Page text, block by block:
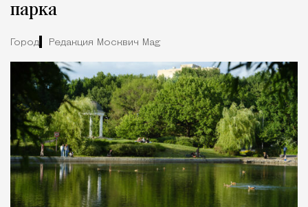
парка
Город Редакция Москвич Mag